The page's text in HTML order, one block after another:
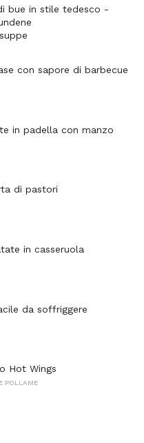
bue in stile tedesco -
con sapore di barbecue
in padella con manzo
di pastori
in casseruola
da soffriggere
Hot Wings
POLLAME